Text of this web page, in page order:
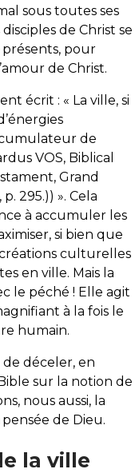
sous toutes ses
de Christ se
présents, pour
de Christ.
écrit : « La ville, si
de
VOS, Biblical
Grand
295.)) ». Cela
à accumuler les
si bien que
culturelles
en ville. Mais la
le péché ! Elle agit
à la fois le
humain.
de déceler, en
sur la notion de
nous aussi, la
de Dieu.
la ville